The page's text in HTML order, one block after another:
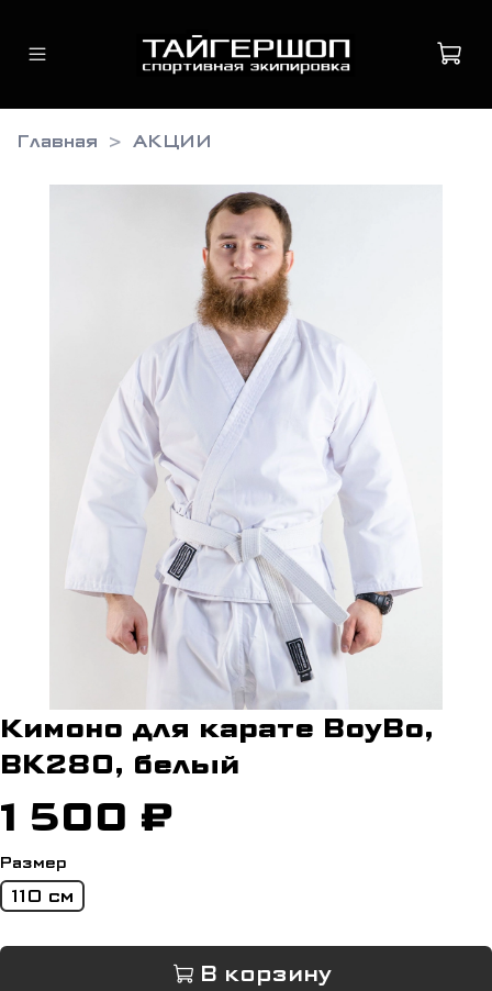
Главная АКЦИИ
Кимоно для карате BoyBo,
BK280, белый
1 500 ₽
Размер
110 см
В корзину